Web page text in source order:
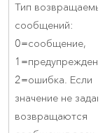
Тип возвращаемых
сообщений:
0=сообщение,
1=предупреждение,
2=ошибка. Если
значение не задано,
возвращаются